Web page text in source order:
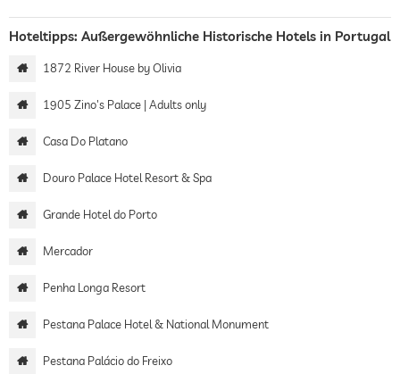
Hoteltipps: Außergewöhnliche Historische Hotels in Portugal
1872 River House by Olivia
1905 Zino's Palace | Adults only
Casa Do Platano
Douro Palace Hotel Resort & Spa
Grande Hotel do Porto
Mercador
Penha Longa Resort
Pestana Palace Hotel & National Monument
Pestana Palácio do Freixo